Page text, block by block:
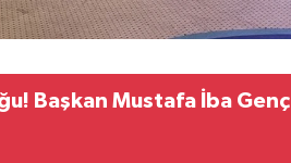
Başkan Mustafa İba Genç